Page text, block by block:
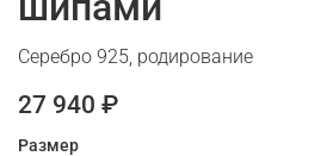
Серебро 925, родирование
27 940 ₽
Размер